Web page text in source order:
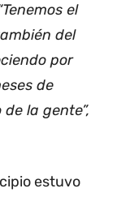
el
del
por
de
la gente”,
estuvo